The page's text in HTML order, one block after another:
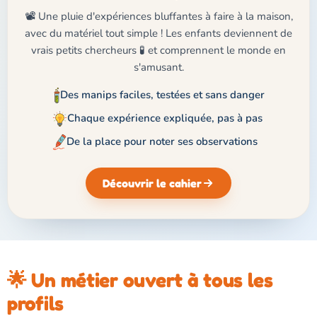
📽️ Une pluie d'expériences bluffantes à faire à la maison,
avec du matériel tout simple ! Les enfants deviennent de
vrais petits chercheurs 🧪 et comprennent le monde en
s'amusant.
Des manips faciles, testées et sans danger
Chaque expérience expliquée, pas à pas
De la place pour noter ses observations
Découvrir le cahier
🌟 Un métier ouvert à tous les
profils